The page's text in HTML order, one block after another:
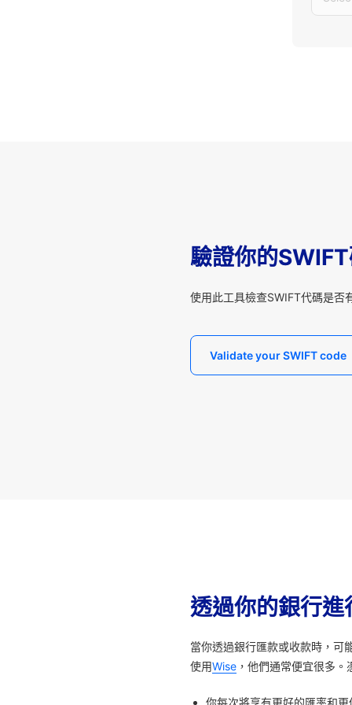
驗證你的
使用此工具檢查SWIFT代碼是否
Validate your SWIFT code
透過你的銀行
當你透過銀行匯款或收款時，可
使用Wise ，他們通常便宜很多。
你每次將享有更好的匯率和更